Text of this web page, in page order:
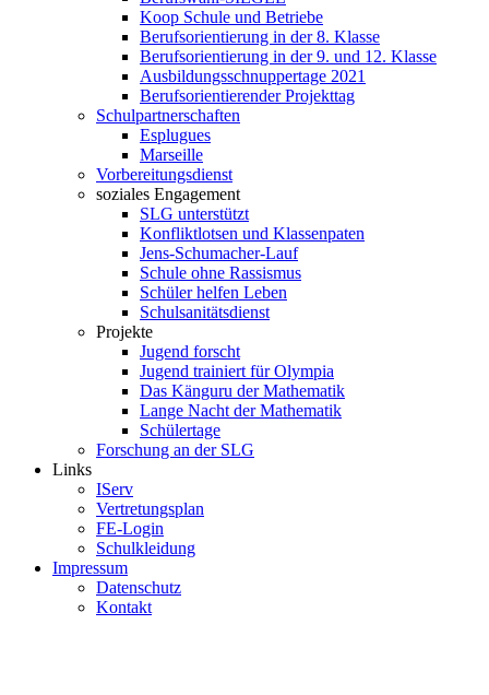
Koop Schule und Betriebe
Berufsorientierung in der 8. Klasse
Berufsorientierung in der 9. und 12. Klasse
Ausbildungsschnuppertage 2021
Berufsorientierender Projekttag
Schulpartnerschaften
Esplugues
Marseille
Vorbereitungsdienst
soziales Engagement
SLG unterstützt
Konfliktlotsen und Klassenpaten
Jens-Schumacher-Lauf
Schule ohne Rassismus
Schüler helfen Leben
Schulsanitätsdienst
Projekte
Jugend forscht
Jugend trainiert für Olympia
Das Känguru der Mathematik
Lange Nacht der Mathematik
Schülertage
Forschung an der SLG
Links
IServ
Vertretungsplan
FE-Login
Schulkleidung
Impressum
Datenschutz
Kontakt